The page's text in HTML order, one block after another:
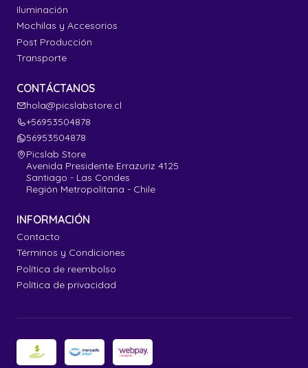
Iluminación
Mochilas y Accesorios
Post Producción
Transporte
CONTÁCTANOS
hola@picslabstore.cl
+56953504878
56953504878
Picslab Store
Avenida Presidente Errazuriz 4125
Santiago - Las Condes
Región Metropolitana - Chile
INFORMACIÓN
Contacto
Términos y Condiciones
Política de reembolso
Política de privacidad